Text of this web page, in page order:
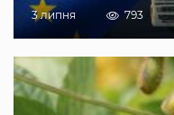
3 липня 793